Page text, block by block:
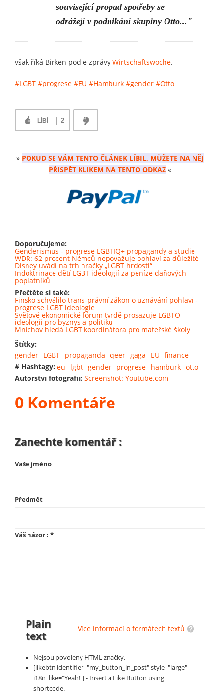
související propad spotřeby se
odrážejí v podnikání skupiny Otto..."
však říká Birken podle zprávy Wirtschaftswoche.
#LGBT #progrese #EU #Hamburk #gender #Otto
LÍBÍ 2
» POKUD SE VÁM TENTO ČLÁNEK LÍBIL, MŮŽETE NA NĚJ
PŘISPĚT KLIKEM NA TENTO ODKAZ «
Doporučujeme:
Genderismus - progrese LGBTIQ+ propagandy a studie
WDR: 62 procent Němců nepovažuje pohlaví za důležité
Disney uvádí na trh hračky „LGBT hrdosti“
Indoktrinace dětí LGBT ideologií za peníze daňových
poplatníků
Přečtěte si také:
Finsko schválilo trans-právní zákon o uznávání pohlaví -
progrese LGBT ideologie
Světové ekonomické fórum tvrdě prosazuje LGBTQ
ideologii pro byznys a politiku
Mnichov hledá LGBT koordinátora pro mateřské školy
Štítky:
gender LGBT propaganda qeer gaga EU finance
# Hashtagy: eu lgbt gender progrese hamburk otto
Autorství fotografií: Screenshot: Youtube.com
0 Komentáře
Zanechte komentář :
Vaše jméno
Předmět
Váš názor : *
Více informací o formátech textů
Plain
text
Nejsou povoleny HTML značky.
[likebtn identifier="my_button_in_post" style="large"
i18n_like="Yeah!"] - Insert a Like Button using
shortcode.